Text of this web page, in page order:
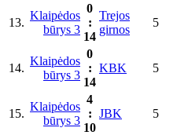
13.
Klaipėdos
būrys 3
0
:
14
Trejos
girnos
5
14.
Klaipėdos
būrys 3
0
:
14
KBK 5
15.
Klaipėdos
būrys 3
4
:
10
JBK 5